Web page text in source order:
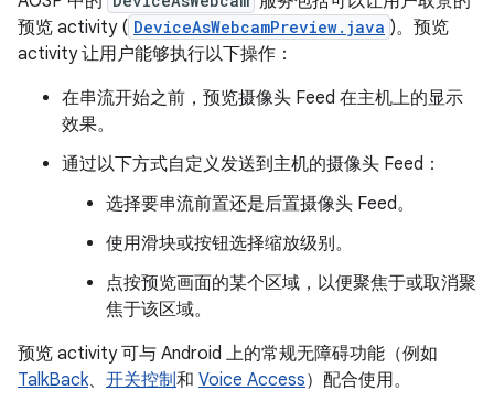
预览 activity ( DeviceAsWebcamPreview.java )。预览
activity 让用户能够执行以下操作：
在串流开始之前，预览摄像头 Feed 在主机上的显示
效果。
通过以下方式自定义发送到主机的摄像头 Feed：
选择要串流前置还是后置摄像头 Feed。
使用滑块或按钮选择缩放级别。
点按预览画面的某个区域，以便聚焦于或取消聚
焦于该区域。
预览 activity 可与 Android 上的常规无障碍功能（例如
TalkBack、 开关控制和 Voice Access）配合使用。